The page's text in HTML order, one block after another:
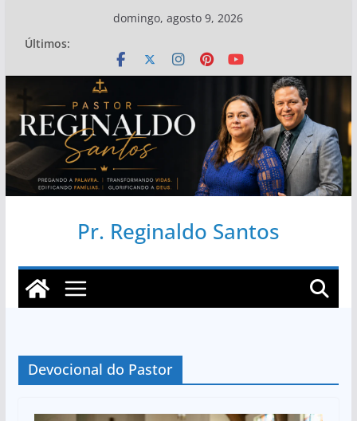
conteúdo
domingo, agosto 9, 2026
Últimos:
Pr. Reginaldo Santos
Devocional do Pastor